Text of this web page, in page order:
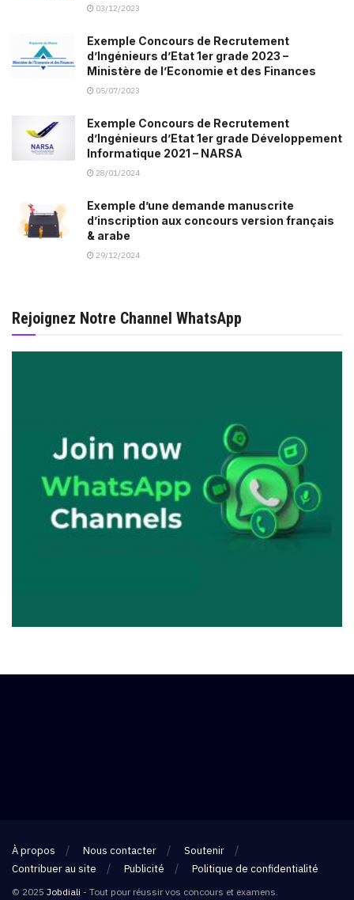
03/12/2023
Exemple Concours de Recrutement
d’Ingénieurs d’Etat 1er grade 2023 –
Ministère de l’Economie et des Finances
05/07/2023
Exemple Concours de Recrutement
d’Ingénieurs d’Etat 1er grade Développement
Informatique 2021 – NARSA
28/01/2024
Exemple d’une demande manuscrite
d’inscription aux concours version français
& arabe
29/12/2024
Rejoignez Notre Channel WhatsApp
À propos Nous contacter
Soutenir
Contribuer au site
Publicité Politique de confidentialité
© 2025 Jobdiali - Tout pour réussir vos concours et examens.